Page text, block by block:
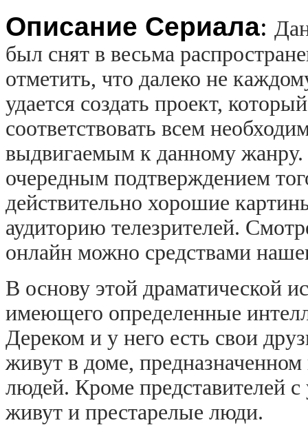
Описание Сериала:
был снят в весьма
отметить, что далеко не
удается создать проект,
соответствовать всем
выдвигаемым к данному жанру.
очередным подтверждением
действительно хорошие
аудиторию телезрителей.
онлайн можно средствами
В основу этой драматической
имеющего определенные
Дереком и у него есть свои
живут в доме,
людей. Кроме представителей
живут и престарелые люди.